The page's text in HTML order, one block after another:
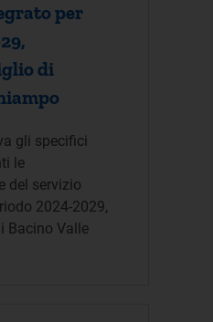
per
di
gli specifici
le
del servizio
2024-2029,
Bacino Valle